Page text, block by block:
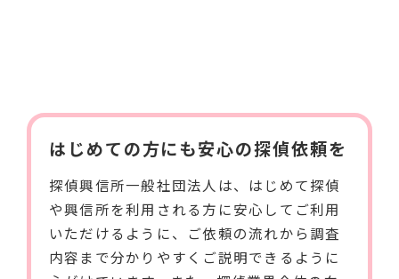
はじめての方にも安心の探偵依頼を
探偵興信所一般社団法人は、はじめて探偵
や興信所を利用される方に安心してご利用
いただけるように、ご依頼の流れから調査
内容まで分かりやすくご説明できるように